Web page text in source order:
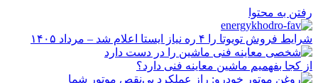
رفتن به محتوا
شرایط فروش تویوتا را ۴ ره نیاز ایستا اعلام شد – مرداد ۱۴۰۵
از کجا بفهمیم ماشین معاینه فنی دارد؟